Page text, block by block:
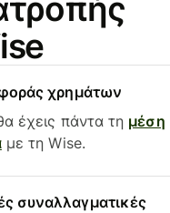
χρημάτων
έχεις πάντα τη μέση
με τη Wise.
συναλλαγματικές